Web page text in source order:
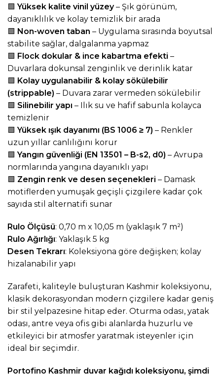
🟩Yüksek kalite vinil yüzey– Şık görünüm,
dayanıklılık ve kolay temizlik bir arada
🟩 Non-woven taban – Uygulama sırasında boyutsal
stabilite sağlar, dalgalanma yapmaz
🟩 Flock dokular & ince kabartma efekti –
Duvarlara dokunsal zenginlik ve derinlik katar
🟩 Kolay uygulanabilir & kolay sökülebilir
(strippable) – Duvara zarar vermeden sökülebilir
🟩 Silinebilir yapı – Ilık su ve hafif sabunla kolayca
temizlenir
🟩Yüksek ışık dayanımı (BS 1006 ≥ 7) – Renkler
uzun yıllar canlılığını korur
🟩Yangın güvenliği (EN 13501 – B-s2, d0) – Avrupa
normlarında yangına dayanıklı yapı
🟩 Zengin renk ve desen seçenekleri – Damask
motiflerden yumuşak geçişli çizgilere kadar çok
sayıda stil alternatifi sunar
Rulo Ölçüsü: 0,70 m x 10,05 m (yaklaşık 7 m²)
Rulo Ağırlığı: Yaklaşık 5 kg
Desen Tekrarı: Koleksiyona göre değişken; kolay
hizalanabilir yapı
Zarafeti, kaliteyle buluşturan Kashmir koleksiyonu,
klasik dekorasyondan modern çizgilere kadar geniş
bir stil yelpazesine hitap eder. Oturma odası, yatak
odası, antre veya ofis gibi alanlarda huzurlu ve
etkileyici bir atmosfer yaratmak isteyenler için
ideal bir seçimdir.
Portofino Kashmir duvar kağıdı koleksiyonu, şimdi